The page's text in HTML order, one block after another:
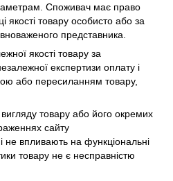
Споживач має право
якості товару особисто або за
представника.
якості товару за
експертизи оплату і
або пересиланням товару,
вигляду товару або його окремих
сайту
впливають на функціональні
товару не є несправністю